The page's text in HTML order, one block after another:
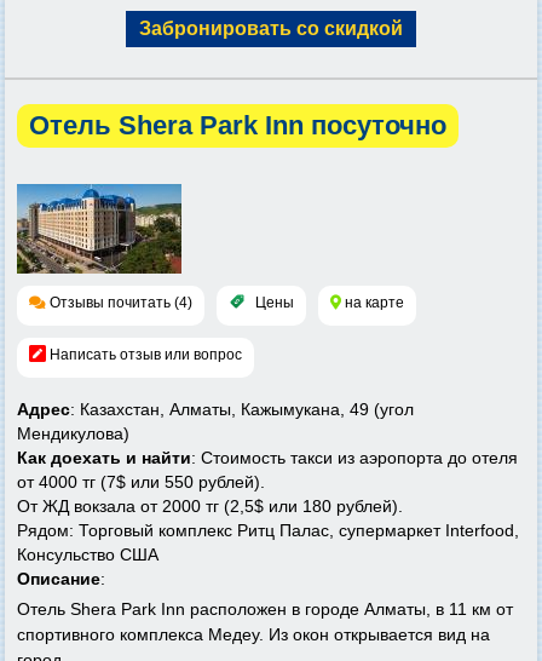
Забронировать со скидкой
Отель Shera Park Inn посуточно
Отзывы почитать (4) Цены на карте
Написать отзыв или вопрос
Адрес: Казахстан, Алматы, Кажымукана, 49 (угол
Мендикулова)
Как доехать и найти: Стоимость такси из аэропорта до отеля
от 4000 тг (7$ или 550 рублей).
От ЖД вокзала от 2000 тг (2,5$ или 180 рублей).
Рядом: Торговый комплекс Ритц Палас, супермаркет Interfood,
Консульство США
Описание:
Отель Shera Park Inn расположен в городе Алматы, в 11 км от
спортивного комплекса Медеу. Из окон открывается вид на